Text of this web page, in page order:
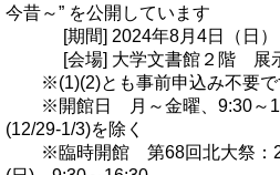
今昔～” を公開しています
[期間] 2024年8月4日（日）
[会場] 大学文書館２階 展
※(1)(2)とも事前申込み不要で
※開館日 月～金曜、9:30～
(12/29-1/3)を除く
※臨時開館 第68回北大祭：